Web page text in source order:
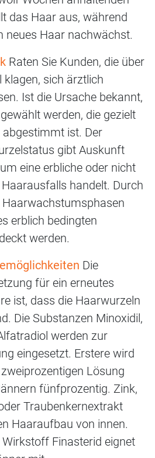
das Haar aus, während
neues Haar nachwächst.
Raten Sie Kunden, die über
sich ärztlich
Ist die Ursache bekannt,
werden, die gezielt
ist. Der
gibt Auskunft
eine erbliche oder nicht
handelt. Durch
erblich bedingten
werden.
Die
für ein erneutes
ist, dass die Haarwurzeln
Die Substanzen Minoxidil,
werden zur
eingesetzt. Erstere wird
Lösung
fünfprozentig. Zink,
Traubenkernextrakt
Haaraufbau von innen.
Finasterid eignet